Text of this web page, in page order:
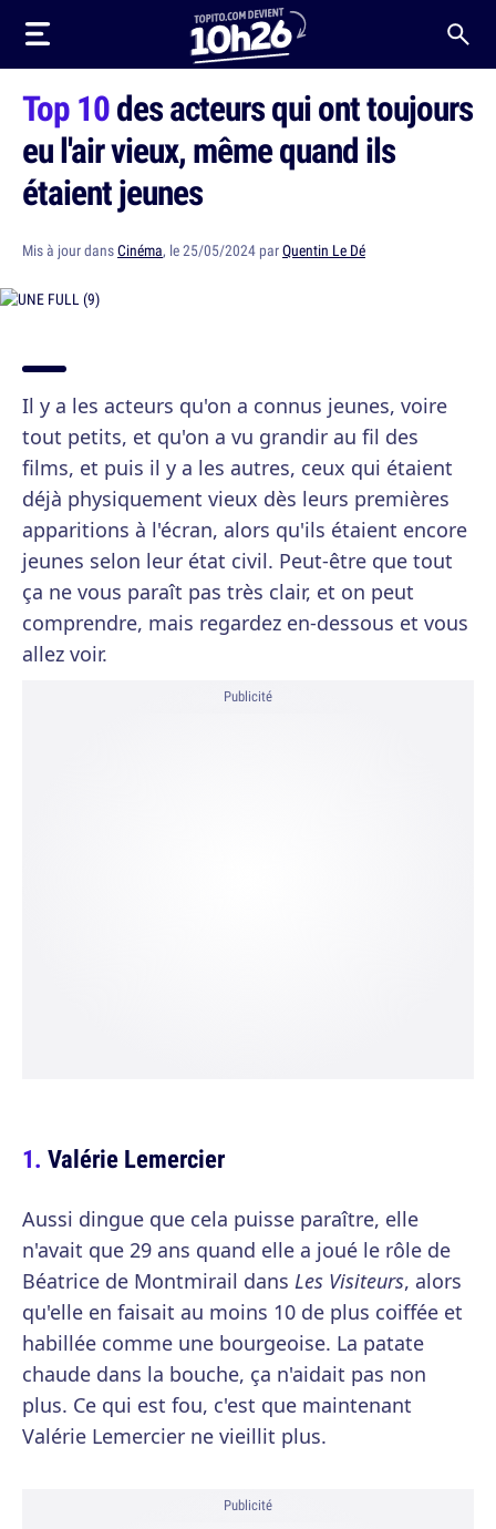
Top 10des acteurs qui ont toujours
eu l'air vieux, même quand ils
étaient jeunes
Mis à jour dansCinéma, le 25/05/2024 parQuentin Le Dé
Il y a les acteurs qu'on a connus jeunes, voire
tout petits, et qu'on a vu grandir au fil des
films, et puis il y a les autres, ceux qui étaient
déjà physiquement vieux dès leurs premières
apparitions à l'écran, alors qu'ils étaient encore
jeunes selon leur état civil. Peut-être que tout
ça ne vous paraît pas très clair, et on peut
comprendre, mais regardez en-dessous et vous
allez voir.
Publicité
Valérie Lemercier
Aussi dingue que cela puisse paraître, elle
n'avait que 29 ans quand elle a joué le rôle de
Béatrice de Montmirail dans Les Visiteurs, alors
qu'elle en faisait au moins 10 de plus coiffée et
habillée comme une bourgeoise. La patate
chaude dans la bouche, ça n'aidait pas non
plus. Ce qui est fou, c'est que maintenant
Valérie Lemercier ne vieillit plus.
Publicité